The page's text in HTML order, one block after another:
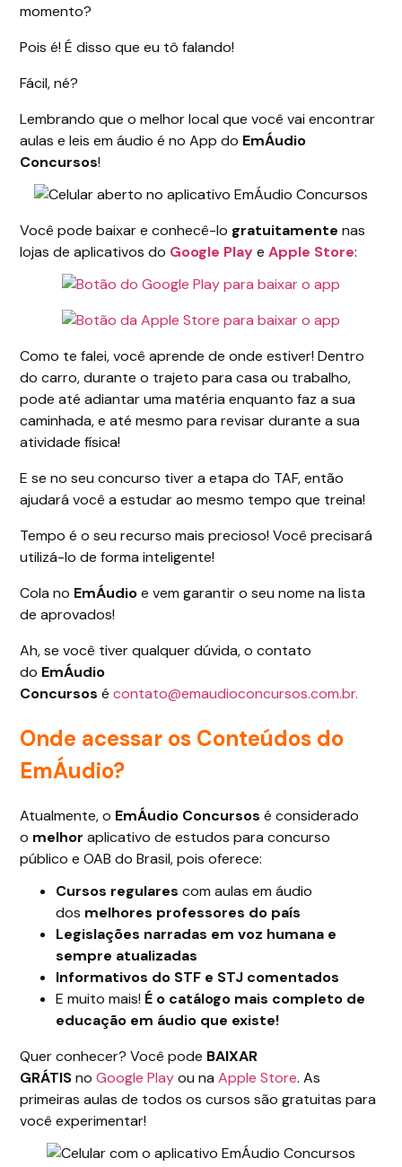
momento?
Pois é! É disso que eu tô falando!
Fácil, né?
Lembrando que o melhor local que você vai encontrar
aulas e leis em áudio é no App do EmÁudio
Concursos!
Você pode baixar e conhecê-lo gratuitamente nas
lojas de aplicativos do Google PlayeApple Store:
Como te falei, você aprende de onde estiver! Dentro
do carro, durante o trajeto para casa ou trabalho,
pode até adiantar uma matéria enquanto faz a sua
caminhada, e até mesmo para revisar durante a sua
atividade física!
E se no seu concurso tiver a etapa do TAF, então
ajudará você a estudar ao mesmo tempo que treina!
Tempo é o seu recurso mais precioso! Você precisará
utilizá-lo de forma inteligente!
Cola no EmÁudioe vem garantir o seu nome na lista
de aprovados!
Ah, se você tiver qualquer dúvida, o contato
do EmÁudio
Concursos écontato@emaudioconcursos.com.br.
Onde acessar os Conteúdos do
EmÁudio?
Atualmente, o EmÁudio Concursos é considerado
o melhor aplicativo de estudos para concurso
público e OAB do Brasil, pois oferece:
Cursos regulares com aulas em áudio
dos melhores professores do país
Legislações narradas em voz humana e
sempre atualizadas
Informativos do STF e STJ comentados
E muito mais! É o catálogo mais completo de
educação em áudio que existe!
Quer conhecer? Você pode BAIXAR
GRÁTISnoGoogle Playou naApple Store. As
primeiras aulas de todos os cursos são gratuitas para
você experimentar!